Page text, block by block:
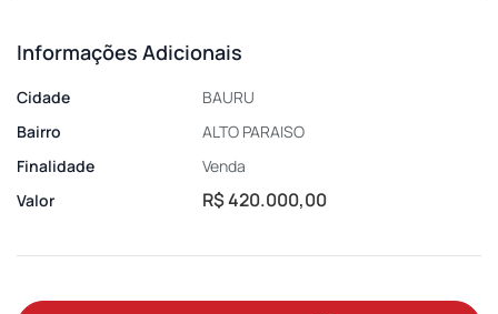
Informações Adicionais
Cidade
BAURU
Bairro
ALTO PARAISO
Finalidade
Venda
Valor
R$ 420.000,00